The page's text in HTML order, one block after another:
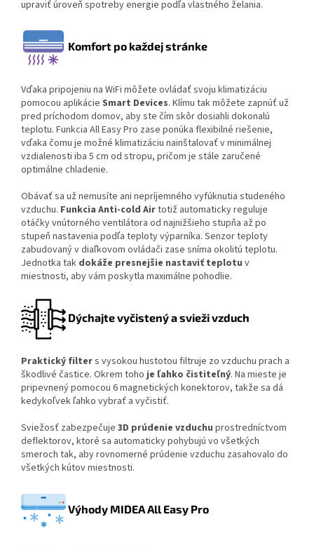
upraviť úroveň spotreby energie podľa vlastného želania.
Komfort po každej stránke
Vďaka pripojeniu na WiFi môžete ovládať svoju klimatizáciu
pomocou aplikácie Smart Devices. Klímu tak môžete zapnúť už
pred príchodom domov, aby ste čím skôr dosiahli dokonalú
teplotu. Funkcia All Easy Pro zase ponúka flexibilné riešenie,
vďaka čomu je možné klimatizáciu nainštalovať v minimálnej
vzdialenosti iba 5 cm od stropu, pričom je stále zaručené
optimálne chladenie.
Obávať sa už nemusíte ani nepríjemného vyfúknutia studeného
vzduchu. Funkcia Anti-cold Airtotiž automaticky reguluje
otáčky vnútorného ventilátora od najnižšieho stupňa až po
stupeň nastavenia podľa teploty výparníka. Senzor teploty
zabudovaný v diaľkovom ovládači zase sníma okolitú teplotu.
Jednotka tak dokáže presnejšie nastaviť teplotu v
miestnosti, aby vám poskytla maximálne pohodlie.
Dýchajte vyčistený a svieži vzduch
Praktický filters vysokou hustotou filtruje zo vzduchu prach a
škodlivé častice. Okrem toho je ľahko čistiteľný. Na mieste je
pripevnený pomocou 6 magnetických konektorov, takže sa dá
kedykoľvek ľahko vybrať a vyčistiť.
Sviežosť zabezpečuje 3D prúdenie vzduchu prostredníctvom
deflektorov, ktoré sa automaticky pohybujú vo všetkých
smeroch tak, aby rovnomerné prúdenie vzduchu zasahovalo do
všetkých kútov miestnosti.
Výhody MIDEA All Easy Pro